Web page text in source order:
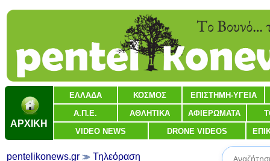
ΑΡΧΙΚΗ
ΕΛΛΑΔΑ ΚΟΣΜΟΣ ΕΠΙΣΤΗΜΗ-ΥΓΕΙΑ
Α.Π.Ε. ΑΘΛΗΤΙΚΑ ΑΦΙΕΡΩΜΑΤΑ
VIDEO NEWS DRONE VIDEOS
pentelikonews.gr Τηλεόραση